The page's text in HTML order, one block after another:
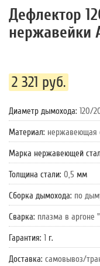
Дефлектор
нержавейки
2 321 руб.
Диаметр дымохода: 120/
Материал: нержавеющая
Марка нержавеющей
Толщина стали: 0,5 мм
Сборка дымохода: по
Сварка: плазма в аргоне
Гарантия: 1 г.
Доставка: самовывоз/